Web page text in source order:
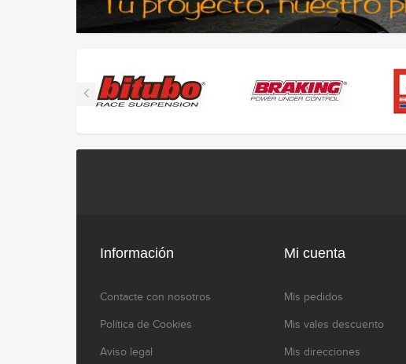
Información
Contacte con nosotros
Política de Cookies
Aviso legal
Mi cuenta
Mis pedidos
Mis vales descuento
Mis direcciones